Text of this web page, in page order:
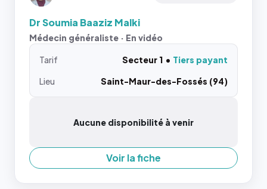
Dr Soumia Baaziz Malki
Médecin généraliste · En vidéo
Tarif Secteur 1
Tiers payant
Lieu
Saint-Maur-des-Fossés (94)
Aucune disponibilité à venir
Voir la fiche